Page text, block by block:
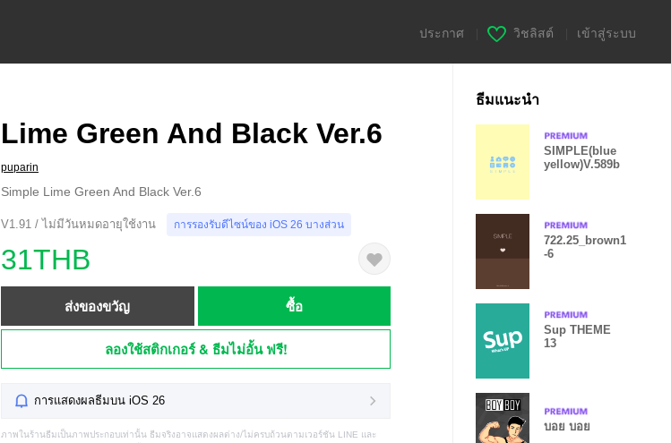
ประกาศ วิชลิสต์ เข้าสู่ระบบ
Lime Green And Black Ver.6
puparin
Simple Lime Green And Black Ver.6
V1.91 / ไม่มีวันหมดอายุใช้งาน การรองรับดีไซน์ของ iOS 26 บางส่วน
31THB
ส่งของขวัญ ซื้อ
ลองใช้สติกเกอร์ & ธีมไม่อั้น ฟรี!
การแสดงผลธีมบน iOS 26
ภาพในร้านธีมเป็นภาพประกอบเท่านั้น ธีมจริงอาจแสดงผลต่าง/ไม่ครบถ้วนตามเวอร์ชัน LINE และ
ธีมแนะนำ
SIMPLE(blue
yellow)V.589b
722.25_brown1
-6
Sup THEME
13
บอย บอย